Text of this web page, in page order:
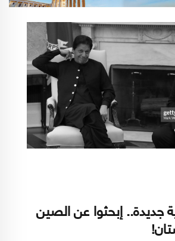
جديدة.. إبحثوا عن الصين